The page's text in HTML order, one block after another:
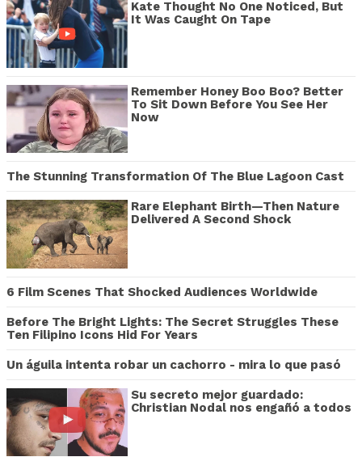
Kate Thought No One Noticed, But
It Was Caught On Tape
Remember Honey Boo Boo? Better
To Sit Down Before You See Her
Now
The Stunning Transformation Of The Blue Lagoon Cast
Rare Elephant Birth—Then Nature
Delivered A Second Shock
6 Film Scenes That Shocked Audiences Worldwide
Before The Bright Lights: The Secret Struggles These
Ten Filipino Icons Hid For Years
Un águila intenta robar un cachorro - mira lo que pasó
Su secreto mejor guardado:
Christian Nodal nos engañó a todos